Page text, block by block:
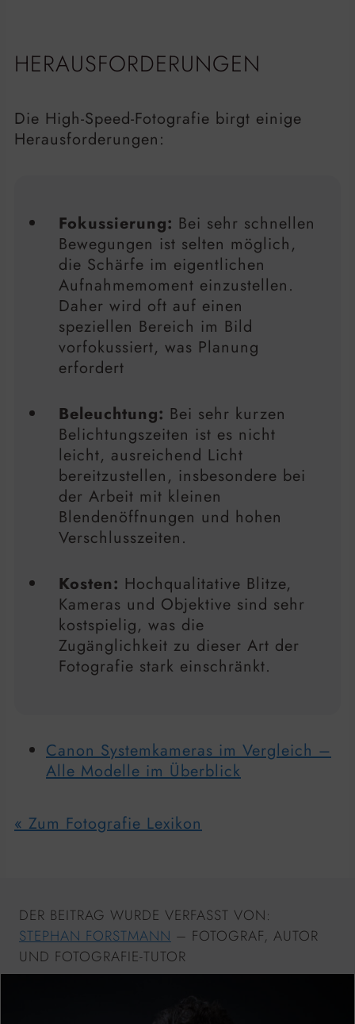
HERAUSFORDERUNGEN
Die High-Speed-Fotografie birgt einige
Herausforderungen:
Fokussierung: Bei sehr schnellen
Bewegungen ist selten möglich,
die Schärfe im eigentlichen
Aufnahmemoment einzustellen.
Daher wird oft auf einen
speziellen Bereich im Bild
vorfokussiert, was Planung
erfordert
Beleuchtung: Bei sehr kurzen
Belichtungszeiten ist es nicht
leicht, ausreichend Licht
bereitzustellen, insbesondere bei
der Arbeit mit kleinen
Blendenöffnungen und hohen
Verschlusszeiten.
Kosten: Hochqualitative Blitze,
Kameras und Objektive sind sehr
kostspielig, was die
Zugänglichkeit zu dieser Art der
Fotografie stark einschränkt.
Canon Systemkameras im Vergleich –
Alle Modelle im Überblick
« Zum Fotografie Lexikon
DER BEITRAG WURDE VERFASST VON:
STEPHAN FORSTMANN – FOTOGRAF, AUTOR
UND FOTOGRAFIE-TUTOR